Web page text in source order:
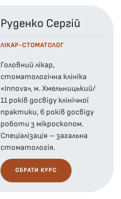
Руденко Сергій
ЛІКАР-СТОМАТОЛОГ
Головний лікар,
стоматологічна клініка
«Innova», м. Хмельницький/
11 років досвіду клінічної
практики, 6 років досвіду
роботи з мікроскопом.
Спеціалізація – загальна
стоматологія.
ОБРАТИ КУРС